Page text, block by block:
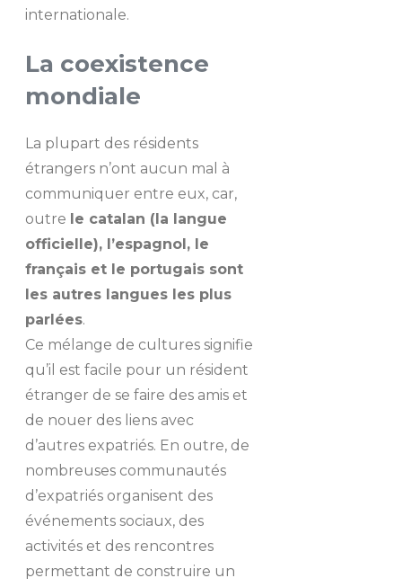
internationale.
La coexistence
mondiale
La plupart des résidents
étrangers n’ont aucun mal à
communiquer entre eux, car,
outre le catalan (la langue
officielle), l’espagnol, le
français et le portugais sont
les autres langues les plus
parlées.
Ce mélange de cultures signifie
qu’il est facile pour un résident
étranger de se faire des amis et
de nouer des liens avec
d’autres expatriés. En outre, de
nombreuses communautés
d’expatriés organisent des
événements sociaux, des
activités et des rencontres
permettant de construire un